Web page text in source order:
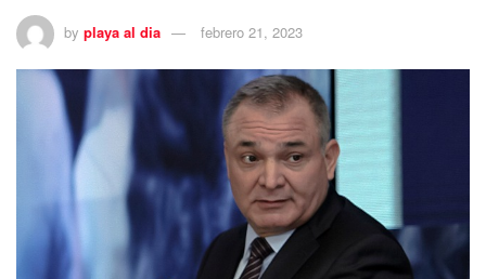
by playa al dia febrero 21, 2023